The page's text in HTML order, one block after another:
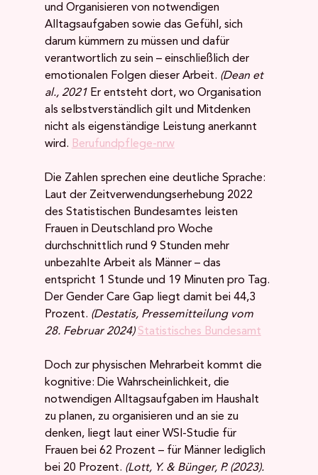
und Organisieren von notwendigen
Alltagsaufgaben sowie das Gefühl, sich
darum kümmern zu müssen und dafür
verantwortlich zu sein – einschließlich der
emotionalen Folgen dieser Arbeit. (Dean et
al., 2021 Er entsteht dort, wo Organisation
als selbstverständlich gilt und Mitdenken
nicht als eigenständige Leistung anerkannt
wird. Berufundpflege-nrw
Die Zahlen sprechen eine deutliche Sprache:
Laut der Zeitverwendungserhebung 2022
des Statistischen Bundesamtes leisten
Frauen in Deutschland pro Woche
durchschnittlich rund 9 Stunden mehr
unbezahlte Arbeit als Männer – das
entspricht 1 Stunde und 19 Minuten pro Tag.
Der Gender Care Gap liegt damit bei 44,3
Prozent. (Destatis, Pressemitteilung vom
28. Februar 2024) Statistisches Bundesamt
Doch zur physischen Mehrarbeit kommt die
kognitive: Die Wahrscheinlichkeit, die
notwendigen Alltagsaufgaben im Haushalt
zu planen, zu organisieren und an sie zu
denken, liegt laut einer WSI-Studie für
Frauen bei 62 Prozent – für Männer lediglich
bei 20 Prozent. (Lott, Y. & Bünger, P. (2023).